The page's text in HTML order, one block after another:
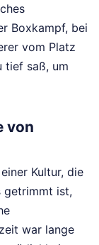
Boxkampf, bei
vom Platz
tief saß, um
von
Kultur, die
getrimmt ist,
war lange